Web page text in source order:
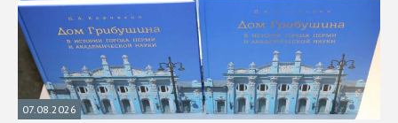
07.08.2026